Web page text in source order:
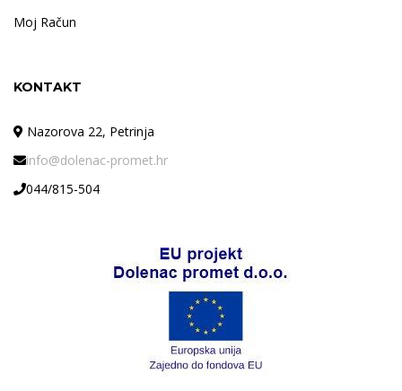
Moj Račun
KONTAKT
Nazorova 22, Petrinja
info@dolenac-promet.hr
044/815-504